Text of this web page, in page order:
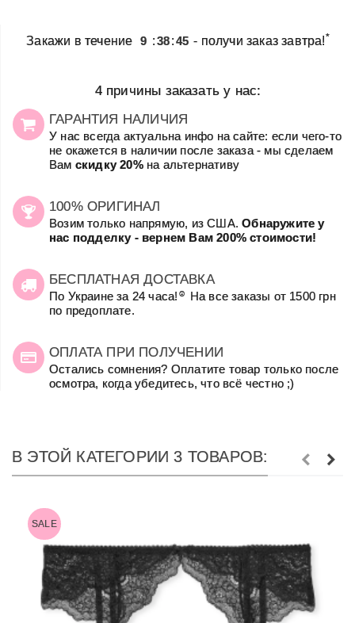
Закажи в течение 9 :38:45 - получи заказ завтра!*
4 причины заказать у нас:
ГАРАНТИЯ НАЛИЧИЯ
У нас всегда актуальна инфо на сайте: если чего-то
не окажется в наличии после заказа - мы сделаем
Вам скидку 20%на альтернативу
100% ОРИГИНАЛ
Возим только напрямую, из США.Обнаружите у
нас подделку - вернем Вам 200% стоимости!
БЕСПЛАТНАЯ ДОСТАВКА
По Украине за 24 часа! ☺
На все заказы от 1500 грн
по предоплате.
ОПЛАТА ПРИ ПОЛУЧЕНИИ
Остались сомнения? Оплатите товар только после
осмотра, когда убедитесь, что всё честно ;)
В ЭТОЙ КАТЕГОРИИ 3 ТОВАРОВ:
SALE